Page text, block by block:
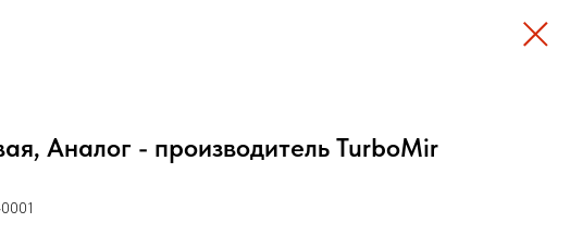
Аналог - производитель TurboMir